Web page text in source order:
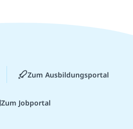
Zum Ausbildungsportal
Zum Jobportal